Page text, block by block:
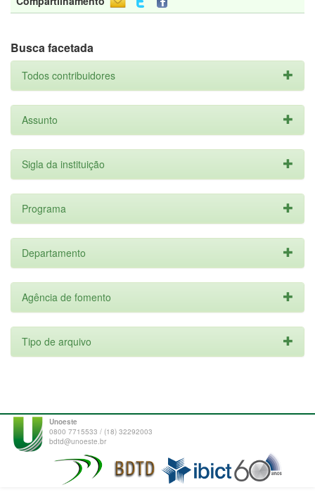
Busca facetada
Todos contribuidores
Assunto
Sigla da instituição
Programa
Departamento
Agência de fomento
Tipo de arquivo
Unoeste
0800 7715533 / (18) 32292003
bdtd@unoeste.br